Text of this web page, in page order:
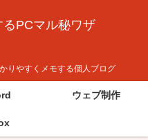
PCマル秘ワザ
りやすくメモする個人ブログ
ウェブ制作